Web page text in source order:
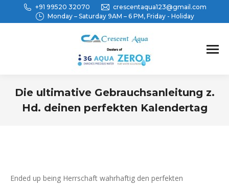
+91 99520 32070
crescentaqua123@gmail.com
Monday – Saturday 9AM – 6 PM, Friday - Holiday
Die ultimative Gebrauchsanleitung z.
Hd. deinen perfekten Kalendertag
Ended up being Herrschaft wahrhaftig den perfekten